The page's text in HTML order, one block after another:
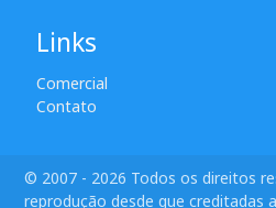
Links
Comercial
Contato
© 2007 - 2026 Todos os direitos
reprodução desde que creditadas